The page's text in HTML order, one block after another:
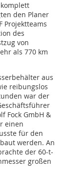
den Planer
Projektteams
des
von
als 770 km
aus
reibungslos
war der
Fock GmbH &
einen
für den
werden. An
der 60-t-
großen